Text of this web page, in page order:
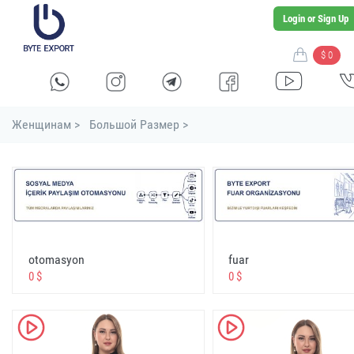
Login or Sign Up
$ 0
Женщинам > Большой Размер >
stellashop
sveltostella
toptan
wholesale
оптовая
بالجملة
otomasyon
0 $
fuar
0 $
K K